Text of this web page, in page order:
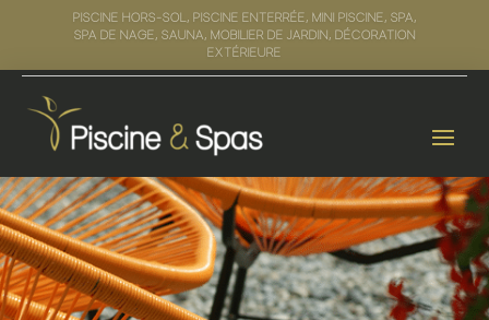
HORAIRES :DU MARDI AU VENDREDI : 10H-12H30 / 14H-18H
|LE SAMEDI :10H-13H À 14H-18H